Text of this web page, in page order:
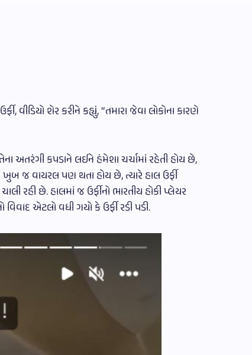
વીડિયો શેર કરીને કહ્યું, “તમારા જેવા લોકોના કારણે
અતરંગી કપડાને લઈને હંમેશા ચર્ચામાં રહેતી હોય છે,
ખુબ જ વાયરલ પણ થતા હોય છે, ત્યારે હાલ ઉર્ફી
રહી છે. હાલમાં જ ઉર્ફીનો ભારતીય હોકી પ્લેયર
એટલો વધી ગયો કે ઉર્ફી રડી પડી.